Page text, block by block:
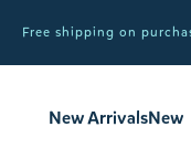
Free shipping on
New ArrivalsNew